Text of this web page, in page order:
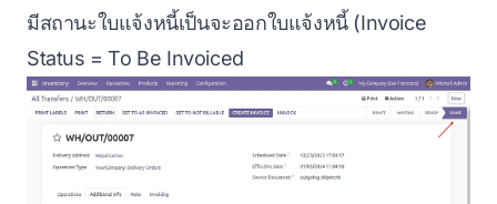
มีสถานะใบแจ้งหนี้เป็นจะออกใบแจ้งหนี้ (Invoice
Status = To Be Invoiced